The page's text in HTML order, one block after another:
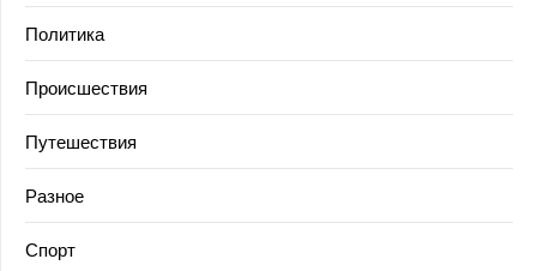
Политика
Происшествия
Путешествия
Разное
Спорт